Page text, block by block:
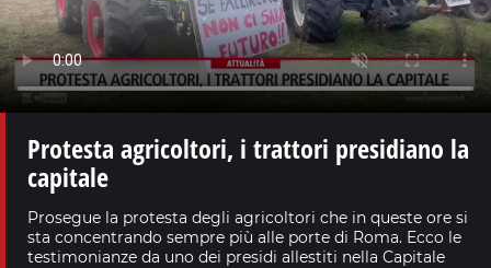
Protesta agricoltori, i trattori presidiano la
capitale
Prosegue la protesta degli agricoltori che in queste ore si
sta concentrando sempre più alle porte di Roma. Ecco le
testimonianze da uno dei presidi allestiti nella Capitale